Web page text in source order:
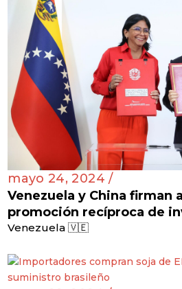
mayo 24, 2024 /
Venezuela y China firman
promoción recíproca de
Venezuela 🇻🇪